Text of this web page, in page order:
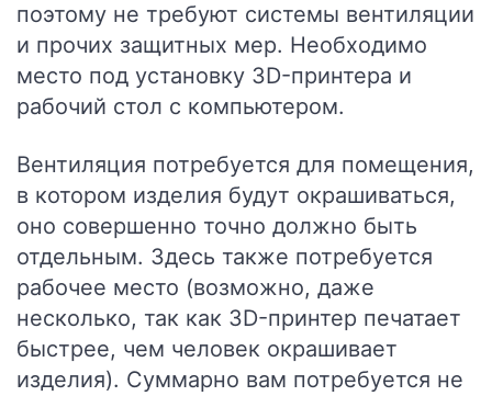
поэтому не требуют системы вентиляции
и прочих защитных мер. Необходимо
место под установку 3D-принтера и
рабочий стол с компьютером.
Вентиляция потребуется для помещения,
в котором изделия будут окрашиваться,
оно совершенно точно должно быть
отдельным. Здесь также потребуется
рабочее место (возможно, даже
несколько, так как 3D-принтер печатает
быстрее, чем человек окрашивает
изделия). Суммарно вам потребуется не